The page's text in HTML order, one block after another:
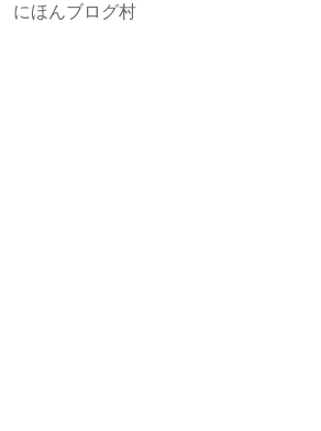
にほんブログ村